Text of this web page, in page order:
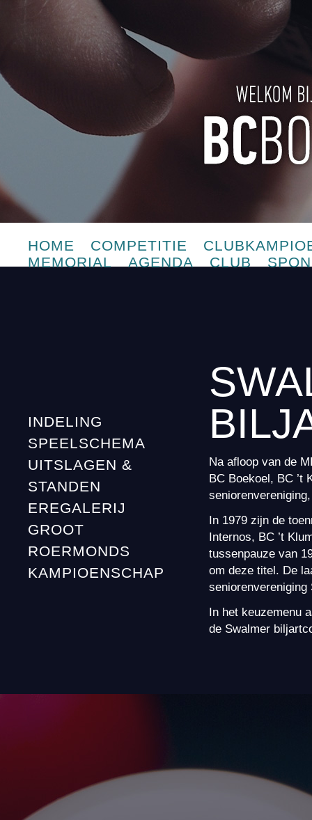
HOME COMPETITIE
MEMORIAL
AGENDA CLUB
INDELING
SPEELSCHEMA
UITSLAGEN &
STANDEN
EREGALERIJ
GROOT
ROERMONDS
KAMPIOENSCHAP
Na afloop van de
BC Boekoel, BC ’t
In 1979 zijn de
Internos, BC ’t
tussenpauze van
om deze titel. De
seniorenvereniging
In het keuzemenu
de Swalmer